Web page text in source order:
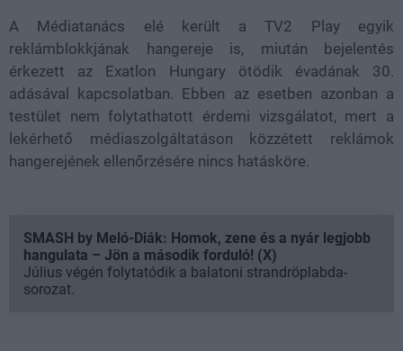
A Médiatanács elé került a TV2 Play egyik
reklámblokkjának hangereje is, miután bejelentés
érkezett az Exatlon Hungary ötödik évadának 30.
adásával kapcsolatban. Ebben az esetben azonban a
testület nem folytathatott érdemi vizsgálatot, mert a
lekérhető médiaszolgáltatáson közzétett reklámok
hangerejének ellenőrzésére nincs hatásköre.
SMASH by Meló-Diák: Homok, zene és a nyár legjobb
hangulata – Jön a második forduló! (X)
Július végén folytatódik a balatoni strandröplabda-
sorozat.